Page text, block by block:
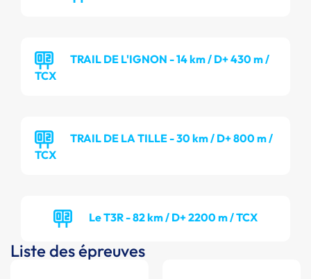
TRAIL DE L'IGNON - 14 km / D+ 430 m /
TCX
TRAIL DE LA TILLE - 30 km / D+ 800 m /
TCX
Le T3R - 82 km / D+ 2200 m / TCX
Liste des épreuves